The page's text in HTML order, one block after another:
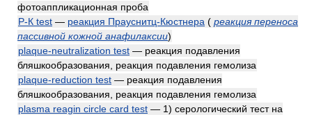
фотоаппликационная проба
Р-К test — реакция Прауснитц-Кюстнера ( реакция переноса
пассивной кожной анафилаксии)
plaque-neutralization test — реакция подавления
бляшкообразования, реакция подавления гемолиза
plaque-reduction test — реакция подавления
бляшкообразования, реакция подавления гемолиза
plasma reagin circle card test — 1) серологический тест на